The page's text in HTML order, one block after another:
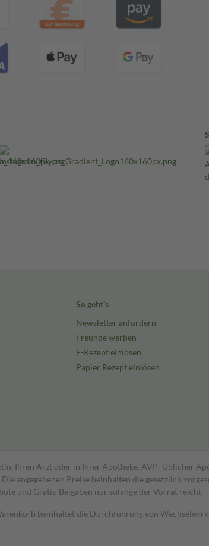
So geht's
Newsletter anfordern
Freunde werben
E-Rezept einlösen
Papier Rezept einlösen
Ihren Arzt oder in Ihrer Apotheke. AVP: Üblicher
angegebenen Preise beinhalten die gesetzlich
und Gratis-Beigaben nur solange der Vorrat reicht.
beinhaltet die Durchführung von